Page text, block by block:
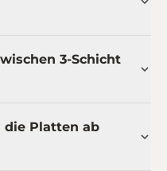
3-Schicht
die Platten ab